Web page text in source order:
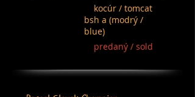
kocúr / tomcat
bsh a (modrý /
blue)
predaný / sold